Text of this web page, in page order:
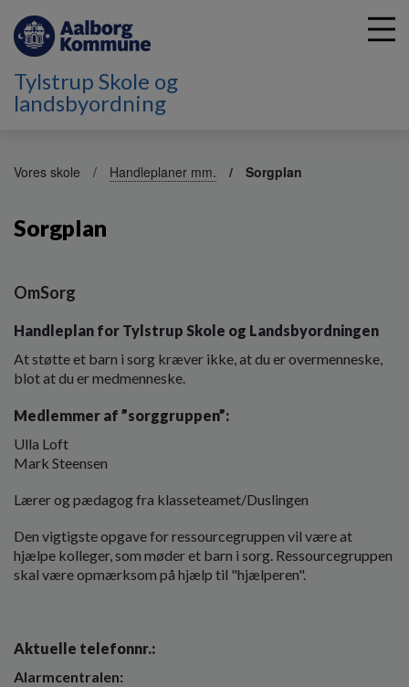
Tylstrup Skole og
landsbyordning
Vores skole Handleplaner mm. Sorgplan
Sorgplan
OmSorg
Handleplan for Tylstrup Skole og Landsbyordningen
At støtte et barn i sorg kræver ikke, at du er overmenneske,
blot at du er medmenneske.
Medlemmer af ”sorggruppen”:
Ulla Loft
Mark Steensen
Lærer og pædagog fra klasseteamet/Duslingen
Den vigtigste opgave for ressourcegruppen vil være at
hjælpe kolleger, som møder et barn i sorg. Ressourcegruppen
skal være opmærksom på hjælp til "hjælperen".
Aktuelle telefonnr.:
Alarmcentralen: